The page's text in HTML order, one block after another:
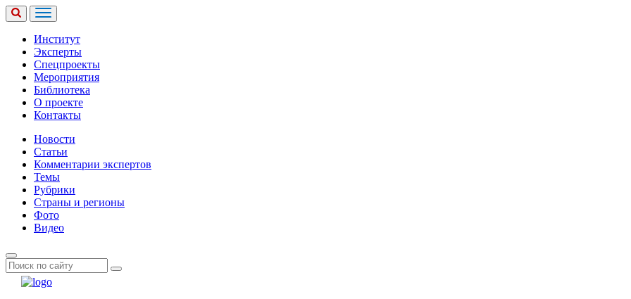
Институт
Эксперты
Спецпроекты
Мероприятия
Библиотека
О проекте
Контакты
Новости
Статьи
Комментарии экспертов
Темы
Рубрики
Страны и регионы
Фото
Видео